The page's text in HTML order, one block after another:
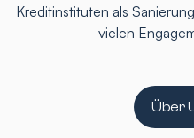
Kreditinstituten als
vielen
Über